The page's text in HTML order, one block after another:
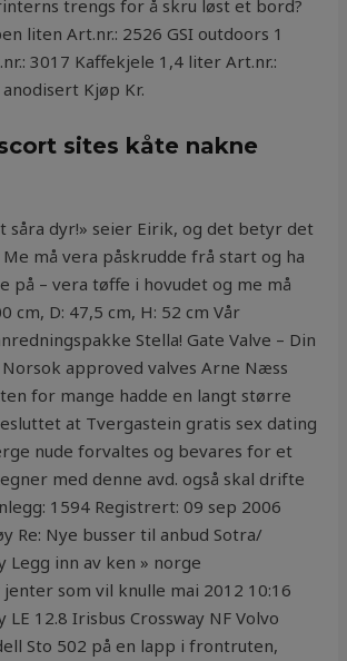
trengs for å skru løst et bord?
liten Art.nr.: 2526 GSI outdoors 1
3017 Kaffekjele 1,4 liter Art.nr.:
Kjøp Kr.
sites kåte nakne
såra dyr!» seier Eirik, og det betyr det
må vera påskrudde frå start og ha
på – vera tøffe i hovudet og me må
cm, D: 47,5 cm, H: 52 cm Vår
Stella! Gate Valve – Din
Norsok approved valves Arne Næss
for mange hadde en langt større
at Tvergastein gratis sex dating
nude forvaltes og bevares for et
med denne avd. også skal drifte
1594 Registrert: 09 sep 2006
Re: Nye busser til anbud Sotra/
Legg inn av ken » norge
som vil knulle mai 2012 10:16
LE 12.8 Irisbus Crossway NF Volvo
Sto 502 på en lapp i frontruten,